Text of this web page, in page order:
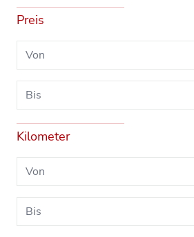
Preis
Kilometer